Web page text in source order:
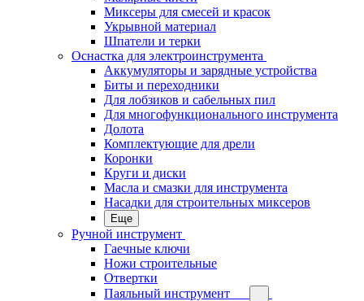
Миксеры для смесей и красок
Укрывной материал
Шпатели и терки
Оснастка для электроинструмента
Аккумуляторы и зарядные устройства
Биты и переходники
Для лобзиков и сабельных пил
Для многофункционального инструмента
Долота
Комплектующие для дрели
Коронки
Круги и диски
Масла и смазки для инструмента
Насадки для строительных миксеров
Еще
Ручной инструмент
Гаечные ключи
Ножи строительные
Отвертки
Паяльный инструмент